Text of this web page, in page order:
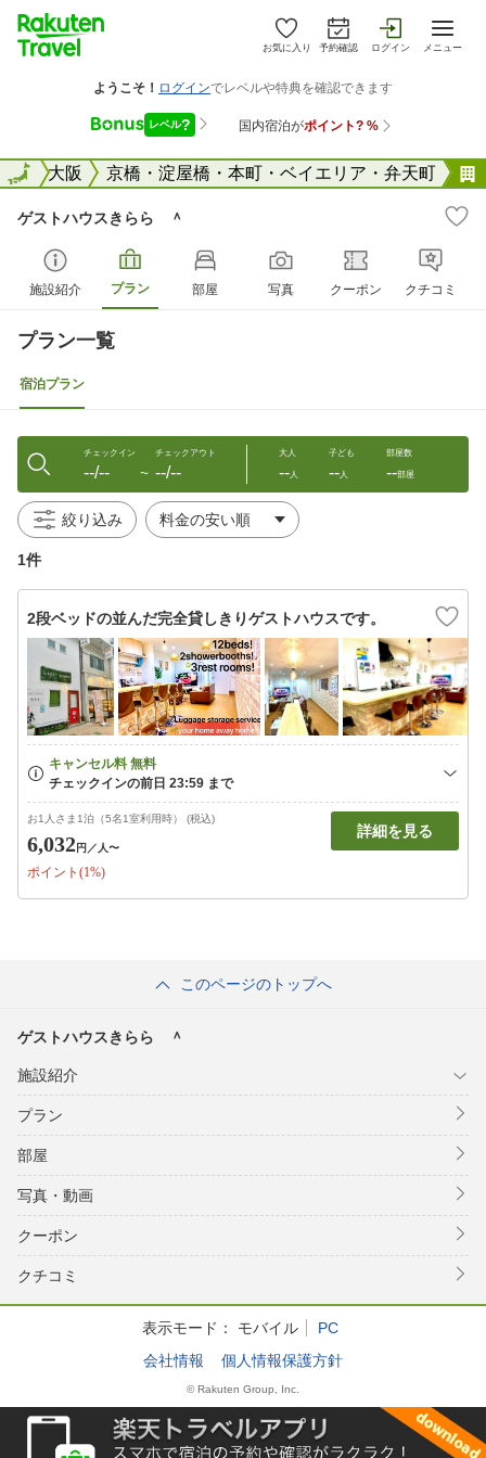
お気に入り 予約確認 ログイン メニュー
府 大阪 京橋・淀屋橋・本町・ベイエリア・弁天町
全国
ゲストハウスきらら ＾
施設紹介 プラン 部屋 写真 クーポン クチコミ
プラン一覧
宿泊プラン
チェックイン
--/-- 〜
チェックアウト
--/--
大人
--人
子ども
--人
部屋数
--部屋
絞り込み
1件
2段ベッドの並んだ完全貸しきりゲストハウスです。
お1人さま1泊（5名1室利用時） (税込)
6,032円 ／人〜
ポイント(1%)
詳細を見る
このページのトップへ
ゲストハウスきらら ＾
施設紹介
プラン
部屋
写真・動画
クーポン
クチコミ
表示モード： モバイル
PC
会社情報
個人情報保護方針
© Rakuten Group, Inc.